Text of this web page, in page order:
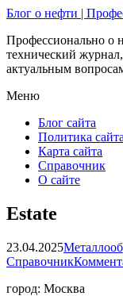
Блог о нефти |
Профессионально о
технический
актуальным
Меню
Блог сайта
Политика сайта
Карта сайта
Справочник
О сайте
Estate
23.04.2025
Справочник
город: Москва